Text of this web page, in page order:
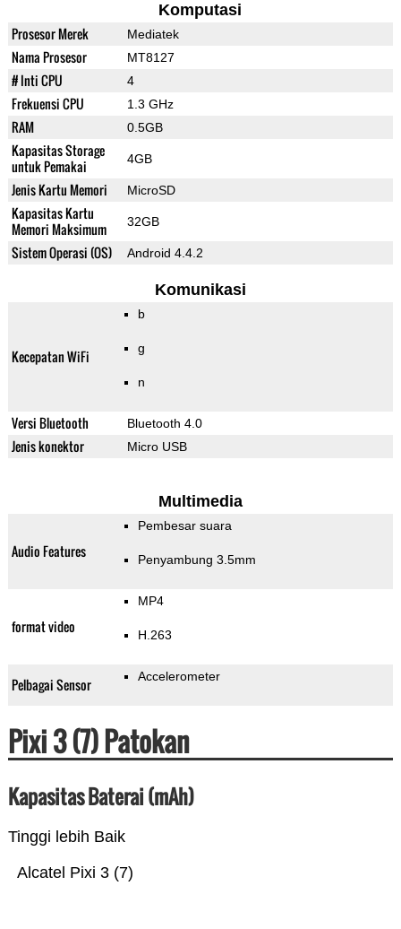
Komputasi
Prosesor Merek Mediatek
Nama Prosesor MT8127
# Inti CPU 4
Frekuensi CPU 1.3 GHz
RAM 0.5GB
Kapasitas Storage
untuk Pemakai
4GB
Jenis Kartu Memori MicroSD
Kapasitas Kartu
Memori Maksimum
32GB
Sistem Operasi (OS) Android 4.4.2
Komunikasi
Kecepatan WiFi
b
g
n
Versi Bluetooth Bluetooth 4.0
Jenis konektor Micro USB
Multimedia
Audio Features
Pembesar suara
Penyambung 3.5mm
format video
MP4
H.263
Pelbagai Sensor Accelerometer
Pixi 3 (7) Patokan
Kapasitas Baterai (mAh)
Tinggi lebih Baik
Alcatel Pixi 3 (7)